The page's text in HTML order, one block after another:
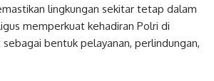
lingkungan sekitar tetap dalam
memperkuat kehadiran Polri di
bentuk pelayanan, perlindungan,